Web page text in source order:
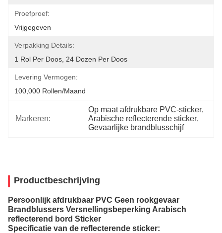
Proefproef:
Vrijgegeven
Verpakking Details:
1 Rol Per Doos, 24 Dozen Per Doos
Levering Vermogen:
100,000 Rollen/maand
Markeren:
Op maat afdrukbare PVC-sticker
Arabische reflecterende sticker,
Gevaarlijke brandblusschijf
Productbeschrijving
Persoonlijk afdrukbaar PVC Geen rookgevaar
Brandblussers Versnellingsbeperking Arabisch
reflecterend bord Sticker
Specificatie van de reflecterende sticker: